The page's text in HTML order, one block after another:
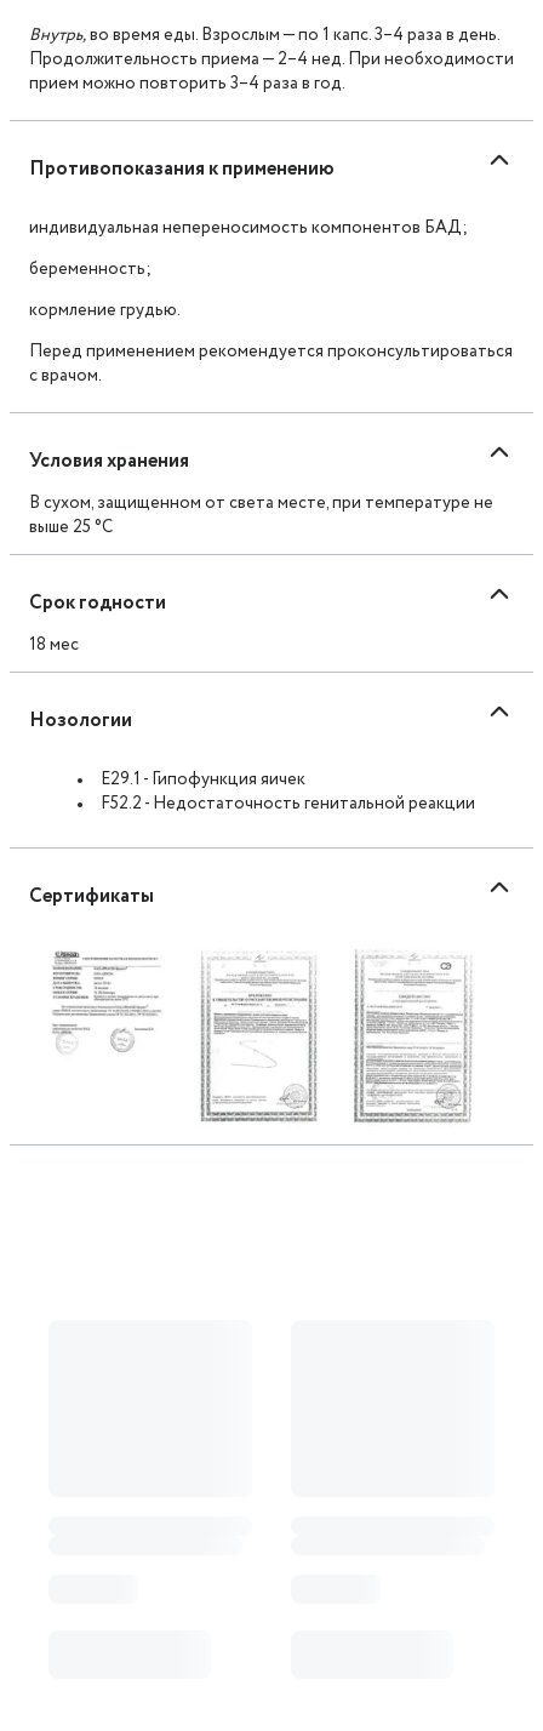
Внутрь, во время еды. Взрослым — по 1 капс. 3–4 раза в день.
Продолжительность приема — 2–4 нед. При необходимости
прием можно повторить 3–4 раза в год.
Противопоказания к применению
индивидуальная непереносимость компонентов БАД;
беременность;
кормление грудью.
Перед применением рекомендуется проконсультироваться
с врачом.
Условия хранения
В сухом, защищенном от света месте, при температуре не
выше 25 °C
Срок годности
18 мес
Нозологии
E29.1 - Гипофункция яичек
F52.2 - Недостаточность генитальной реакции
Сертификаты